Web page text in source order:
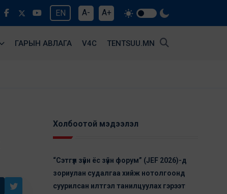
EN A- A+
ГАРЫН АВЛАГА V4С TENTSUU.MN
Холбоотой мэдээлэл
“Сэтгүүл зүйн ёс зүйн форум” (JEF 2026)-д
зориулан cудалгаа хийж нотолгоонд
суурилсан илтгэл танилцуулах гэрээт